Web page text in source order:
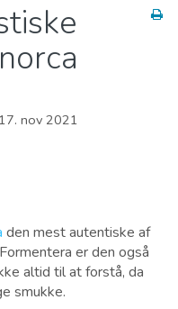
Natur og udeliv
17. nov 2021
den mest autentiske af
er den også
altid til at forstå, da
smukke.